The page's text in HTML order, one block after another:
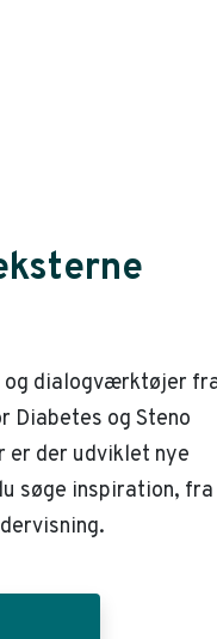
og dialogværktøjer
Diabetes og Steno
er der udviklet nye
søge inspiration, fra